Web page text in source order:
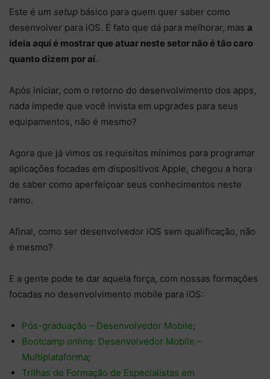
Este é um setup básico para quem quer saber como
desenvolver para iOS. É fato que dá para melhorar, mas a
ideia aqui é mostrar que atuar neste setor não é tão caro
quanto dizem por aí.
Após iniciar, com o retorno do desenvolvimento dos apps,
nada impede que você invista em upgrades para seus
equipamentos, não é mesmo?
Agora que já vimos os requisitos mínimos para programar
aplicações focadas em dispositivos Apple, chegou a hora
de saber como aperfeiçoar seus conhecimentos neste
ramo.
Afinal, como ser desenvolvedor iOS sem qualificação, não
é mesmo?
E a gente pode te dar aquela força, com nossas formações
focadas no desenvolvimento mobile para iOS:
Pós-graduação – Desenvolvedor Mobile;
Bootcamp online: Desenvolvedor Mobile –
Multiplataforma;
Trilhas de Formação de Especialistas em